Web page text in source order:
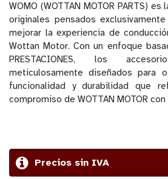
WOMO (WOTTAN MOTOR PARTS)
originales pensados
mejorar la experiencia de
Wottan Motor. Con un enfoque
PRESTACIONES, los
meticulosamente diseñados para
funcionalidad y durabilidad que
compromiso de WOTTAN MOTOR
Precios sin IVA